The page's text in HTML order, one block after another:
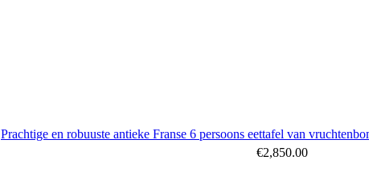
Prachtige en robuuste antieke Franse 6 persoons eettafel van
€2,850.00